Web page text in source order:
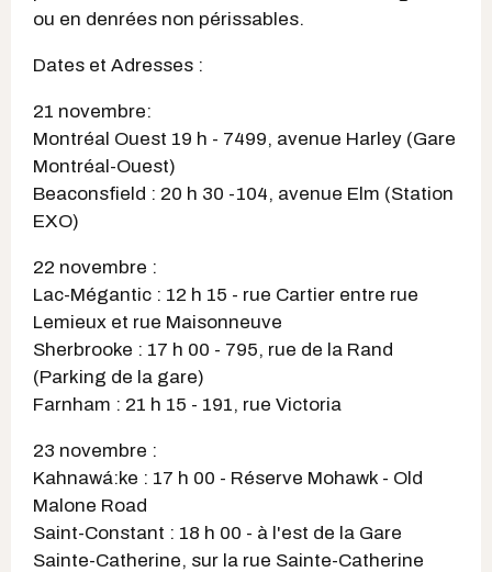
ou en denrées non périssables.
Dates et Adresses :
21 novembre:
Montréal Ouest 19 h - 7499, avenue Harley (Gare
Montréal-Ouest)
Beaconsfield : 20 h 30 -104, avenue Elm (Station
EXO)
22 novembre :
Lac-Mégantic : 12 h 15 - rue Cartier entre rue
Lemieux et rue Maisonneuve
Sherbrooke : 17 h 00 - 795, rue de la Rand
(Parking de la gare)
Farnham : 21 h 15 - 191, rue Victoria
23 novembre :
Kahnawá:ke : 17 h 00 - Réserve Mohawk - Old
Malone Road
Saint-Constant : 18 h 00 - à l'est de la Gare
Sainte-Catherine, sur la rue Sainte-Catherine